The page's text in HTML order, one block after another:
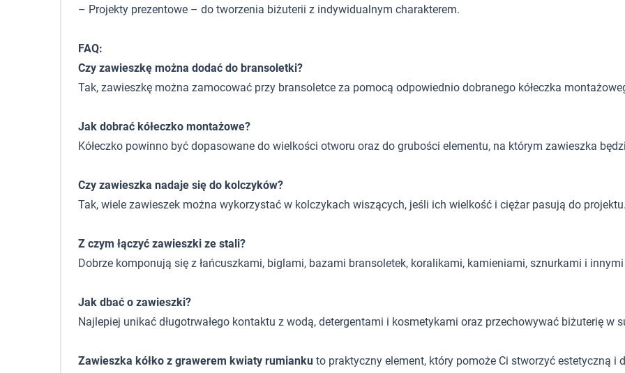
– Projekty prezentowe – do tworzenia biżuterii z indywidualnym charakterem.
FAQ:
Czy zawieszkę można dodać do bransoletki?
Tak, zawieszkę można zamocować przy bransoletce za pomocą odpowiednio dobranego kółeczka
Jak dobrać kółeczko montażowe?
Kółeczko powinno być dopasowane do wielkości otworu oraz do grubości elementu, na którym zawieszka
Czy zawieszka nadaje się do kolczyków?
Tak, wiele zawieszek można wykorzystać w kolczykach wiszących, jeśli ich wielkość i ciężar pasują do projektu.
Z czym łączyć zawieszki ze stali?
Dobrze komponują się z łańcuszkami, biglami, bazami bransoletek, koralikami, kamieniami, sznurkami i
Jak dbać o zawieszki?
Najlepiej unikać długotrwałego kontaktu z wodą, detergentami i kosmetykami oraz przechowywać biżuterię w
Zawieszka kółko z grawerem kwiaty rumianku to praktyczny element, który pomoże Ci stworzyć estetyczną i